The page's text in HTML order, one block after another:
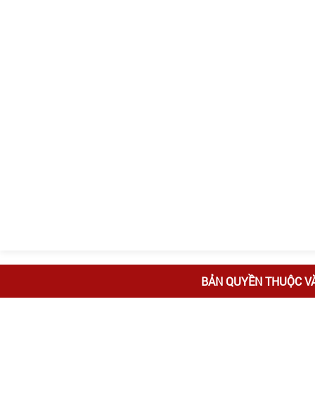
BẢN QUYỀN THUỘC